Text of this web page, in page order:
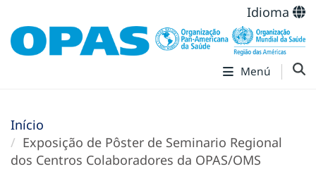
Idioma
Menú
Início
Exposição de Pôster de Seminario Regional
dos Centros Colaboradores da OPAS/OMS​